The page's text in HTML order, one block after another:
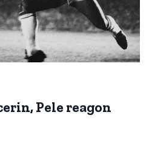
Pele reagon